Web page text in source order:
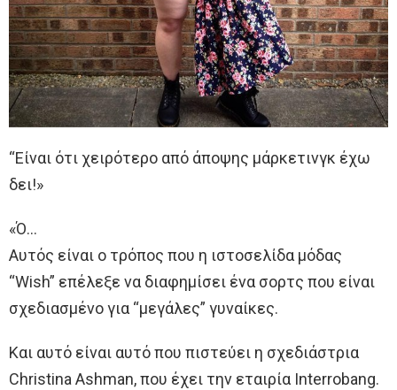
“Είναι ότι χειρότερο από άποψης μάρκετινγκ έχω
δει!»
«Ό…
Αυτός είναι ο τρόπος που η ιστοσελίδα μόδας
“Wish” επέλεξε να διαφημίσει ένα σορτς που είναι
σχεδιασμένο για “μεγάλες” γυναίκες.
Και αυτό είναι αυτό που πιστεύει η σχεδιάστρια
Christina Ashman, που έχει την εταιρία Interrobang.